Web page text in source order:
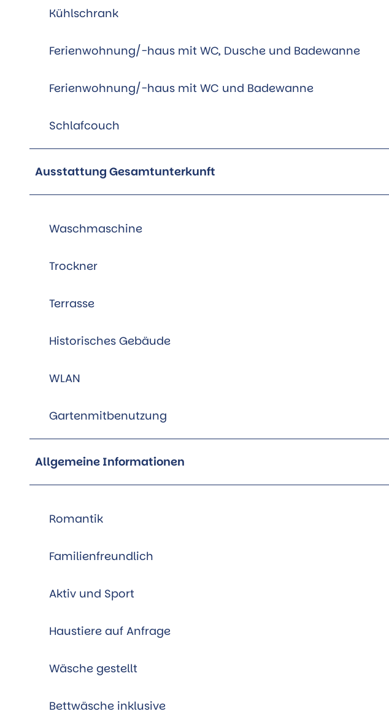
Kühlschrank
Ferienwohnung/-haus mit WC, Dusche und Badewanne
Ferienwohnung/-haus mit WC und Badewanne
Schlafcouch
Ausstattung Gesamtunterkunft
Waschmaschine
Trockner
Terrasse
Historisches Gebäude
WLAN
Gartenmitbenutzung
Allgemeine Informationen
Romantik
Familienfreundlich
Aktiv und Sport
Haustiere auf Anfrage
Wäsche gestellt
Bettwäsche inklusive